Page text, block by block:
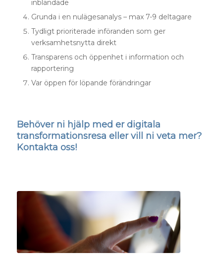
inblandade
Grunda i en nulägesanalys – max 7-9 deltagare
Tydligt prioriterade införanden som ger
verksamhetsnytta direkt
Transparens och öppenhet i information och
rapportering
Var öppen för löpande förändringar
Behöver ni hjälp med er digitala
transformationsresa eller vill ni veta mer?
Kontakta oss!